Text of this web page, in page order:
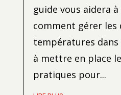
guide vous aidera
comment gérer les
températures
à mettre en place
pratiques pour...